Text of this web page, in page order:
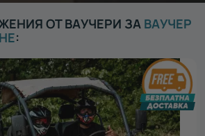
ОТ ВАУЧЕРИ ЗА ВАУЧЕР
: